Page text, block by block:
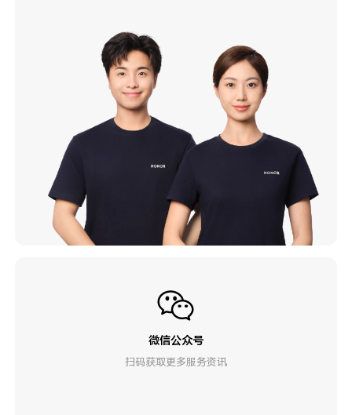
微信公众号
扫码获取更多服务资讯